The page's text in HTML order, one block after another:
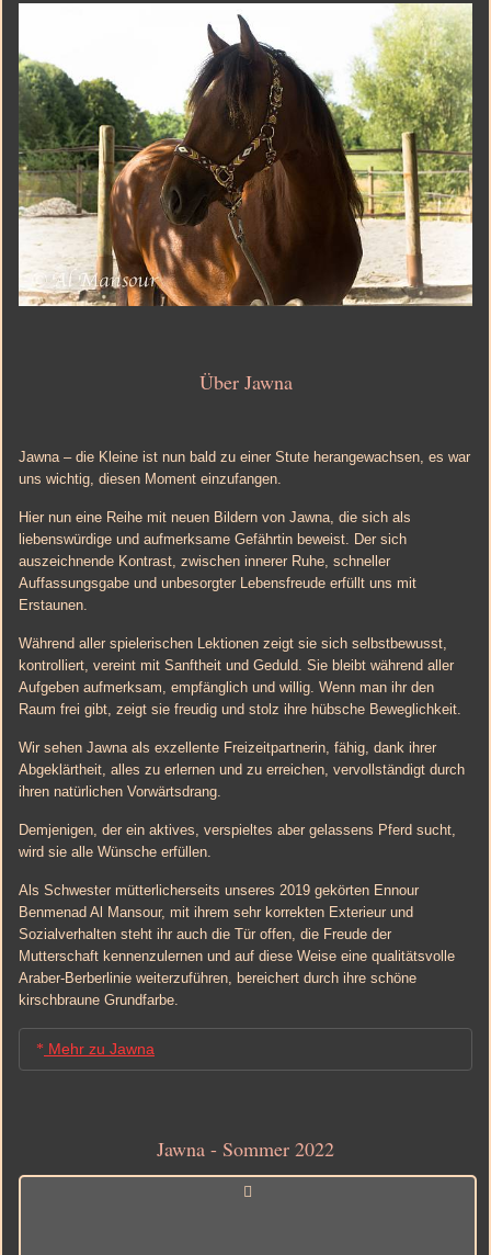
Über Jawna
Jawna – die Kleine ist nun bald zu einer Stute herangewachsen, es war
uns wichtig, diesen Moment einzufangen.
Hier nun eine Reihe mit neuen Bildern von Jawna, die sich als
liebenswürdige und aufmerksame Gefährtin beweist. Der sich
auszeichnende Kontrast, zwischen innerer Ruhe, schneller
Auffassungsgabe und unbesorgter Lebensfreude erfüllt uns mit
Erstaunen.
Während aller spielerischen Lektionen zeigt sie sich selbstbewusst,
kontrolliert, vereint mit Sanftheit und Geduld. Sie bleibt während aller
Aufgeben aufmerksam, empfänglich und willig. Wenn man ihr den
Raum frei gibt, zeigt sie freudig und stolz ihre hübsche Beweglichkeit.
Wir sehen Jawna als exzellente Freizeitpartnerin, fähig, dank ihrer
Abgeklärtheit, alles zu erlernen und zu erreichen, vervollständigt durch
ihren natürlichen Vorwärtsdrang.
Demjenigen, der ein aktives, verspieltes aber gelassens Pferd sucht,
wird sie alle Wünsche erfüllen.
Als Schwester mütterlicherseits unseres 2019 gekörten Ennour
Benmenad Al Mansour, mit ihrem sehr korrekten Exterieur und
Sozialverhalten steht ihr auch die Tür offen, die Freude der
Mutterschaft kennenzulernen und auf diese Weise eine qualitätsvolle
Araber-Berberlinie weiterzuführen, bereichert durch ihre schöne
kirschbraune Grundfarbe.
Mehr zu Jawna
Araberanteil, der sich gemäßigt in ihren Gängen bemerken lässt
und manchmal in ihrem Ausdruck aber nur wenig in ihrem
Jawna - Sommer 2022